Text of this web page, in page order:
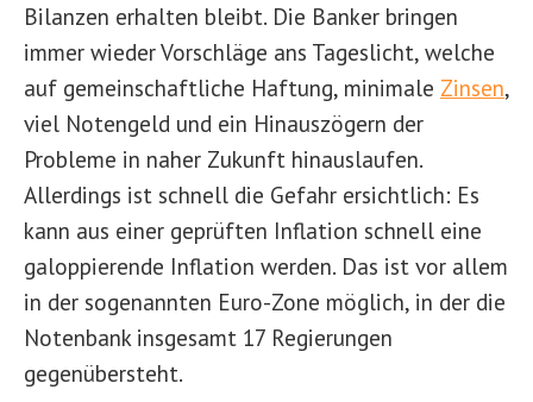
Bilanzen erhalten bleibt. Die Banker bringen
immer wieder Vorschläge ans Tageslicht, welche
auf gemeinschaftliche Haftung, minimale Zinsen,
viel Notengeld und ein Hinauszögern der
Probleme in naher Zukunft hinauslaufen.
Allerdings ist schnell die Gefahr ersichtlich: Es
kann aus einer geprüften Inflation schnell eine
galoppierende Inflation werden. Das ist vor allem
in der sogenannten Euro-Zone möglich, in der die
Notenbank insgesamt 17 Regierungen
gegenübersteht.